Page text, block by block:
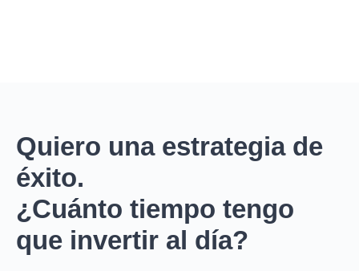
Quiero una estrategia de
éxito.
¿Cuánto tiempo tengo
que invertir al día?